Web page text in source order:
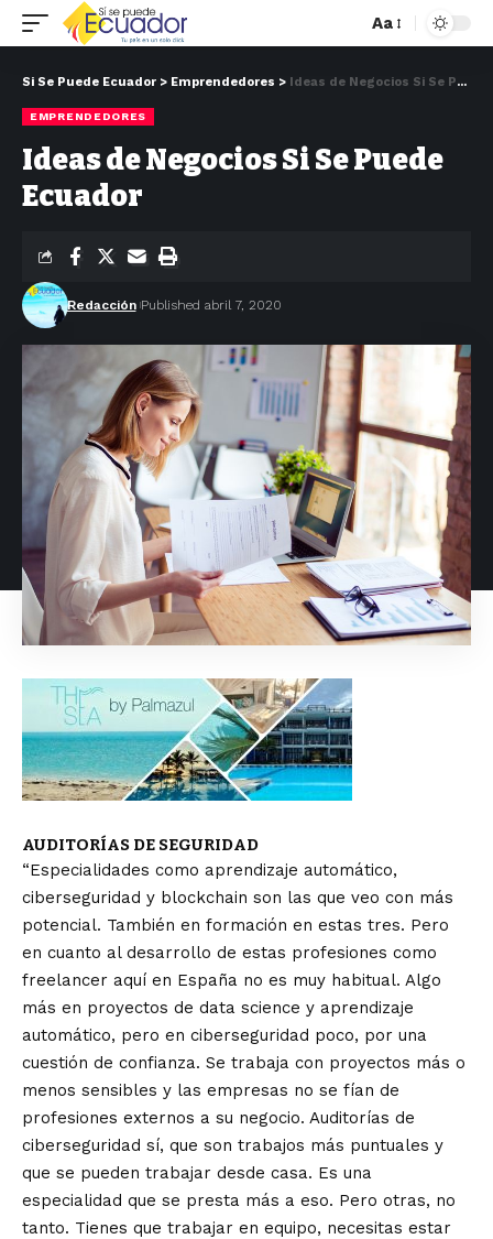
Aa
Si Se Puede Ecuador > Emprendedores > Ideas de Negocios Si Se Puede Ecuador
EMPRENDEDORES
Ideas de Negocios Si Se Puede
Ecuador
Redacción Published abril 7, 2020
AUDITORÍAS DE SEGURIDAD
“Especialidades como aprendizaje automático,
ciberseguridad y blockchain son las que veo con más
potencial. También en formación en estas tres. Pero
en cuanto al desarrollo de estas profesiones como
freelancer aquí en España no es muy habitual. Algo
más en proyectos de data science y aprendizaje
automático, pero en ciberseguridad poco, por una
cuestión de confianza. Se trabaja con proyectos más o
menos sensibles y las empresas no se fían de
profesiones externos a su negocio. Auditorías de
ciberseguridad sí, que son trabajos más puntuales y
que se pueden trabajar desde casa. Es una
especialidad que se presta más a eso. Pero otras, no
tanto. Tienes que trabajar en equipo, necesitas estar